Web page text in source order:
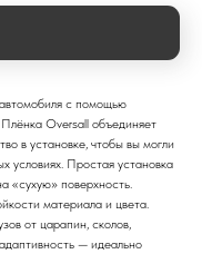
с помощью
Oversall объединяет
в установке, чтобы вы могли
условиях. Простая установка
«сухую» поверхность.
материала и цвета.
от царапин, сколов,
— идеально